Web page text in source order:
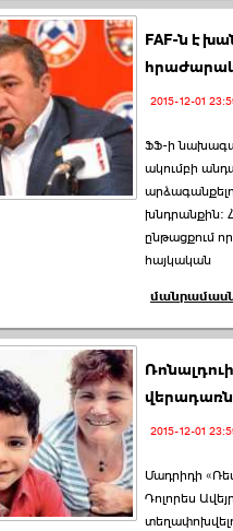
FAF-ն է
2015-12-01
ՖՖ-ի
ակումբի
խնդրանքին:
ընթացքում
հայկական
2015-12-01
Մադրիդի
Դոլորես